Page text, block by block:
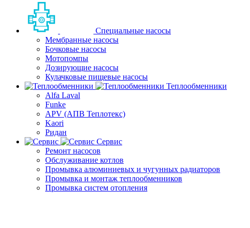
Специальные насосы
Мембранные насосы
Бочковые насосы
Мотопомпы
Дозирующие насосы
Кулачковые пищевые насосы
Теплообменники
Alfa Laval
Funke
APV (АПВ Теплотекс)
Kaori
Ридан
Сервис
Ремонт насосов
Обслуживание котлов
Промывка алюминиевых и чугунных радиаторов
Промывка и монтаж теплообменников
Промывка систем отопления